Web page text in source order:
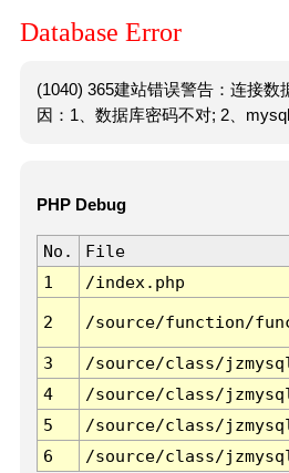
Database Error
(1040) 365建站错误警告：连接数
因：1、数据库密码不对; 2、mysql
PHP Debug
No. File
1
/index.php
2 /source/function/
3 /source/class/
4
/source/class/
5
/source/class/
6
/source/class/